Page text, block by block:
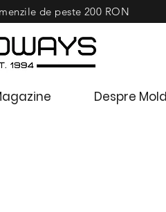
Despre
de peste 200 RON